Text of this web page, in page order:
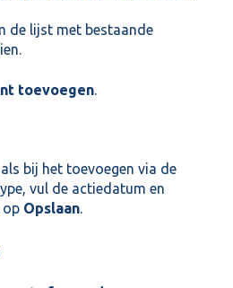
de lijst met bestaande
toevoegen
bij het toevoegen via de
vul de actiedatum en
op Opslaan.